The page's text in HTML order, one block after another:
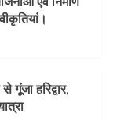
हरिद्वार,